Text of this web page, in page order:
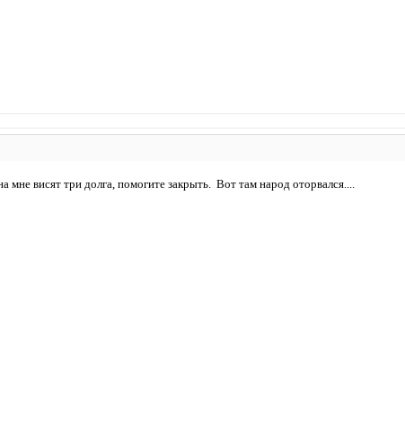
мне висят три долга, помогите закрыть. Вот там народ оторвался....